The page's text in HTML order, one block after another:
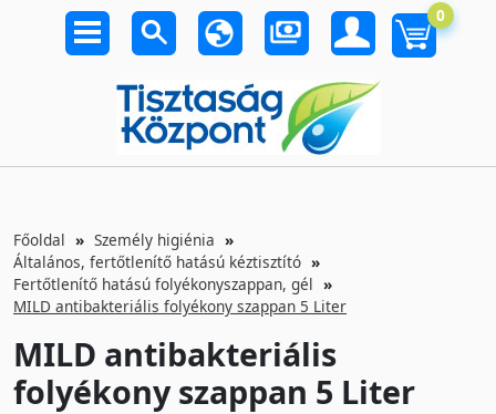
0
Főoldal
Személy higiénia
Általános, fertőtlenítő hatású kéztisztító
Fertőtlenítő hatású folyékonyszappan, gél
MILD antibakteriális folyékony szappan 5 Liter
MILD antibakteriális
folyékony szappan 5 Liter